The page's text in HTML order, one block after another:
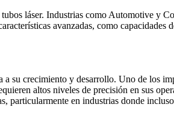
láser. Industrias como Automotive y
avanzadas, como
su crecimiento y desarrollo. Uno de los
altos niveles de precisión en sus
particularmente en industrias donde